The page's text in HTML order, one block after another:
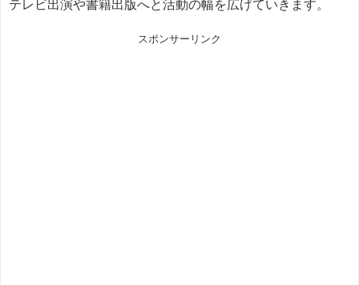
テレビ出演や書籍出版へと活動の幅を広げていきます。
スポンサーリンク